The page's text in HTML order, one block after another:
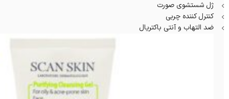
ژل شستشوی صورت
کنترل کننده چربی
ضد التهاب و آنتی باکتریال